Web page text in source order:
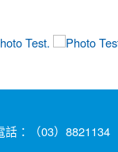
16 photo-13
：（03）8821134